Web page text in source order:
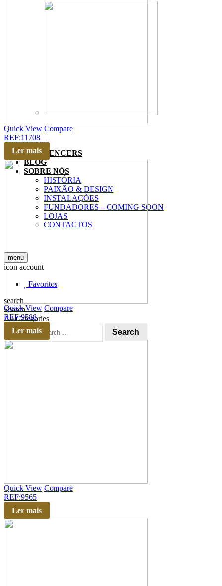
PRESS
INFLUENCERS
BLOG
SOBRE NÓS
HISTÓRIA
PAIXÃO & DESIGN
INSTALAÇÕES
FUNDADORES – COMING SOON
LOJAS
CONTACTOS
menu
icon account
Favoritos
search
Search
All Categories
Search
Quick View Compare
REF:11708
Ler mais
Quick View Compare
REF:9588
Ler mais
Quick View Compare
REF:9565
Ler mais